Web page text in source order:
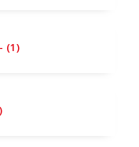
- (1)